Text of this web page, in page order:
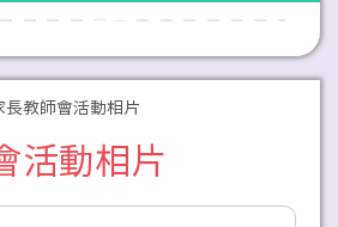
長教師會活動相片
活動相片